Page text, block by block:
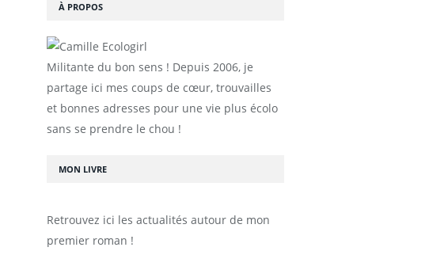
À PROPOS
Militante du bon sens ! Depuis 2006, je
partage ici mes coups de cœur, trouvailles
et bonnes adresses pour une vie plus écolo
sans se prendre le chou !
MON LIVRE
Retrouvez ici les actualités autour de mon
premier roman !